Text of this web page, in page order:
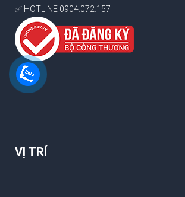
✅ HOTLINE 0904.072.157
VỊ TRÍ